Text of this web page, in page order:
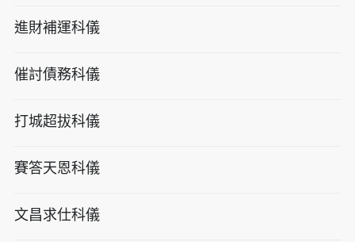
進財補運科儀
催討債務科儀
打城超拔科儀
賽答天恩科儀
文昌求仕科儀